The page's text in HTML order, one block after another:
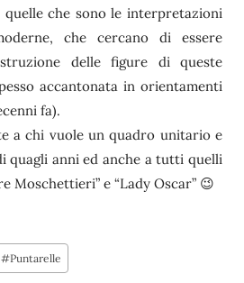
quelle che sono le interpretazioni
che cercano di essere
delle figure di queste
accantonata in orientamenti
fa).
a chi vuole un quadro unitario e
quagli anni ed anche a tutti quelli
Moschettieri” e “Lady Oscar” 😉
#Puntarelle